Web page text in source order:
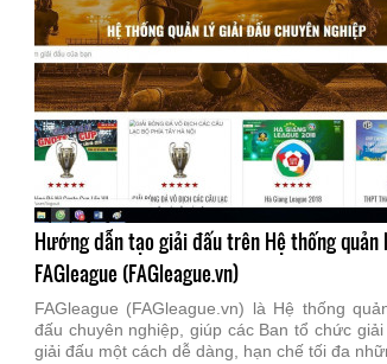
Hướng dẫn tạo giải đấu trên Hệ thống quản
FAGleague (FAGleague.vn)
FAGleague (FAGleague.vn) là Hệ thống
đấu chuyên nghiệp, giúp các Ban tổ chức
giải đấu một cách dễ dàng, hạn chế tối đa